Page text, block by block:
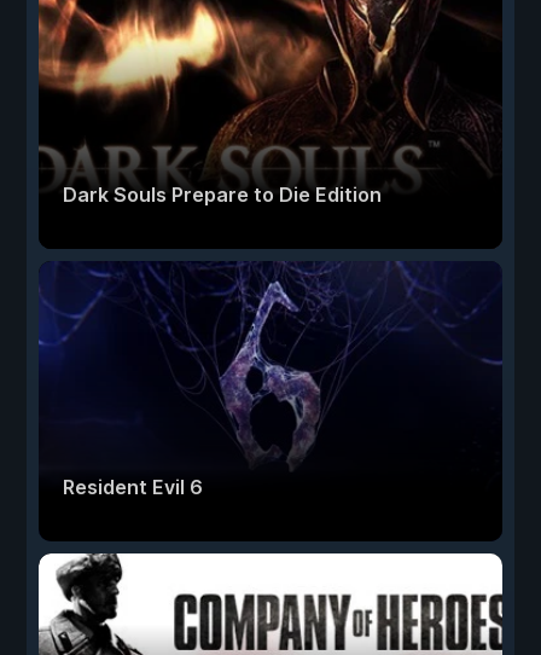
Dark Souls Prepare to Die Edition
Resident Evil 6